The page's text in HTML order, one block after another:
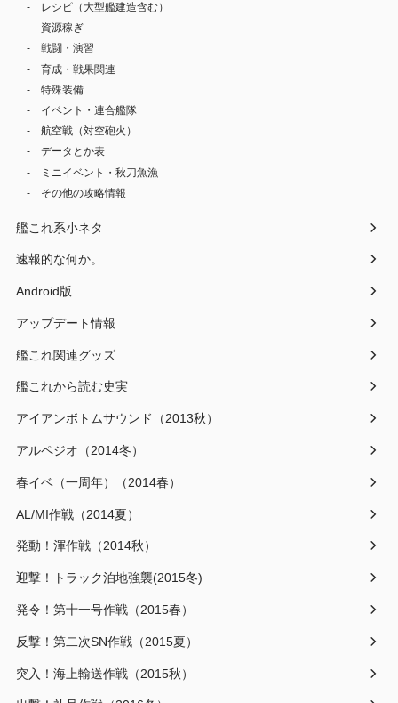
レシピ（大型艦建造含む）
資源稼ぎ
戦闘・演習
育成・戦果関連
特殊装備
イベント・連合艦隊
航空戦（対空砲火）
データとか表
ミニイベント・秋刀魚漁
その他の攻略情報
艦これ系小ネタ
速報的な何か。
Android版
アップデート情報
艦これ関連グッズ
艦これから読む史実
アイアンボトムサウンド（2013秋）
アルペジオ（2014冬）
春イベ（一周年）（2014春）
AL/MI作戦（2014夏）
発動！渾作戦（2014秋）
迎撃！トラック泊地強襲(2015冬)
発令！第十一号作戦（2015春）
反撃！第二次SN作戦（2015夏）
突入！海上輸送作戦（2015秋）